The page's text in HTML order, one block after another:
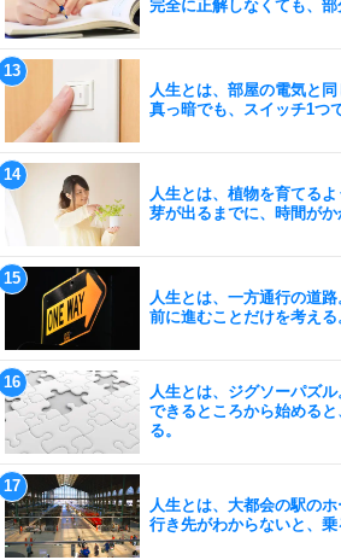
完全に正解しなくても、部
人生とは、部屋の電気と同
真っ暗でも、スイッチ1つ
人生とは、植物を育てるよ
芽が出るまでに、時間がか
人生とは、一方通行の道路
前に進むことだけを考える
人生とは、ジグソーパズル
できるところから始める
る。
人生とは、大都会の駅のホ
行き先がわからないと、乗